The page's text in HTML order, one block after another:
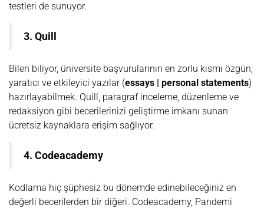
testleri de sunuyor.
3. Quill
Bilen biliyor, üniversite başvurularının en zorlu kısmı özgün,
yaratıcı ve etkileyici yazılar (essays | personal statements)
hazırlayabilmek. Quill, paragraf inceleme, düzenleme ve
redaksiyon gibi becerilerinizi geliştirme imkanı sunan
ücretsiz kaynaklara erişim sağlıyor.
4. Codeacademy
Kodlama hiç şüphesiz bu dönemde edinebileceğiniz en
değerli becerilerden bir diğeri. Codeacademy, Pandemi